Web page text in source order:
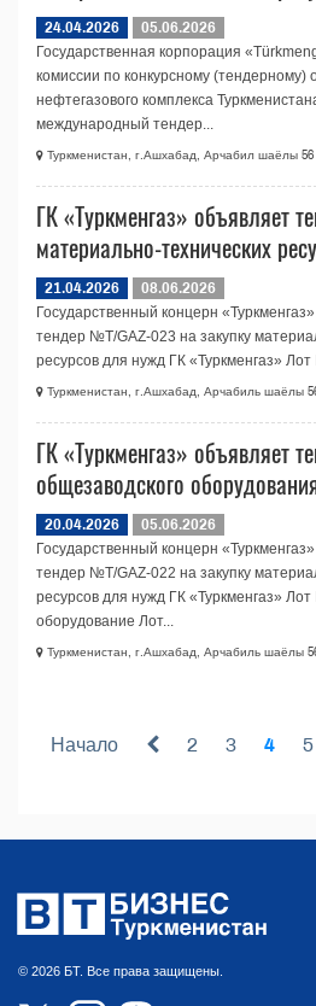
24.04.2026
05.06.2026
Государственная корпорация
комиссии по конкурсному (тендерному)
нефтегазового комплекса
международный тендер...
Туркменистан, г.Ашхабад, Арчабил шаёлы 56
ГК «Туркменгаз» объявляет
материально-технических
21.04.2026
08.06.2026
Государственный концерн
тендер №T/GAZ-023 на закупку
ресурсов для нужд ГК «Туркменгаз»
Туркменистан, г.Ашхабад, Арчабиль шаёлы
ГК «Туркменгаз» объявляет
общезаводского
20.04.2026
05.06.2026
Государственный концерн
тендер №T/GAZ-022 на закупку
ресурсов для нужд ГК «Туркменгаз»
оборудование Лот...
Туркменистан, г.Ашхабад, Арчабиль шаёлы
Начало 2 3 4 5
© 2026 БТ. Все права защищены.